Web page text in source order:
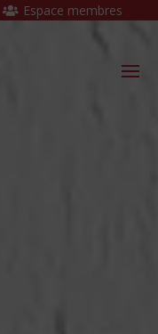
 Espace membres